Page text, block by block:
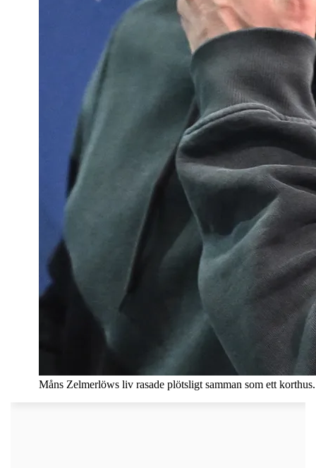
Måns Zelmerlöws liv rasade plötsligt samman som ett